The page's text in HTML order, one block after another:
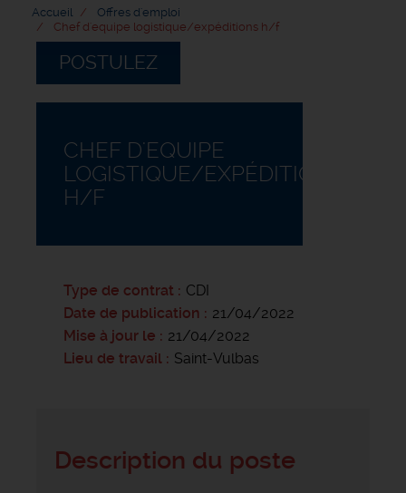
Accueil
Offres d'emploi
Chef d'equipe logistique/expéditions h/f
POSTULEZ
CHEF D'EQUIPE
LOGISTIQUE/EXPÉDITIONS
H/F
Type de contrat
CDI
Date de publication
21/04/2022
Mise à jour le
21/04/2022
Lieu de travail
Saint-Vulbas
Description du poste